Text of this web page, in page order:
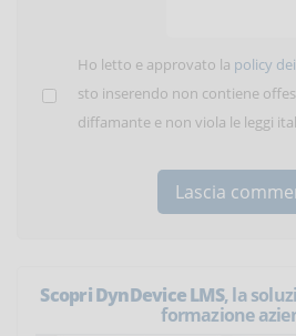
Ho letto e approvato la policy
sto inserendo non contiene
diffamante e non viola le leggi
Scopri DynDevice LMS, la
formazione